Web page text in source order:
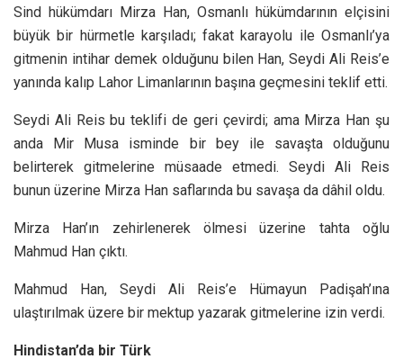
Sind hükümdarı Mirza Han, Osmanlı hükümdarının elçisini
büyük bir hürmetle karşıladı; fakat karayolu ile Osmanlı’ya
gitmenin intihar demek olduğunu bilen Han, Seydi Ali Reis’e
yanında kalıp Lahor Limanlarının başına geçmesini teklif etti.
Seydi Ali Reis bu teklifi de geri çevirdi; ama Mirza Han şu
anda Mir Musa isminde bir bey ile savaşta olduğunu
belirterek gitmelerine müsaade etmedi. Seydi Ali Reis
bunun üzerine Mirza Han saflarında bu savaşa da dâhil oldu.
Mirza Han’ın zehirlenerek ölmesi üzerine tahta oğlu
Mahmud Han çıktı.
Mahmud Han, Seydi Ali Reis’e Hümayun Padişah’ına
ulaştırılmak üzere bir mektup yazarak gitmelerine izin verdi.
Hindistan’da bir Türk